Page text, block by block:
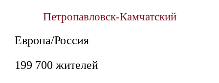
Петропавловск-Камчатский
Европа/Россия
199 700 жителей